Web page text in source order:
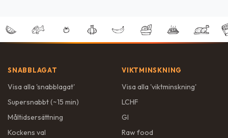
SNABBLAGAT
Visa alla 'snabblagat'
Supersnabbt (~15 min)
Måltidsersättning
Kockens val
VIKTMINSKNING
Visa alla 'viktminskning'
LCHF
GI
Raw food